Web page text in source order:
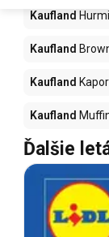
Kaufland
Kaufland
Kaufland Kapor
Kaufland
Ďalšie